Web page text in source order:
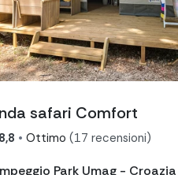
safari Comfort
8,8 • Ottimo (17 recensioni)
Park Umag -